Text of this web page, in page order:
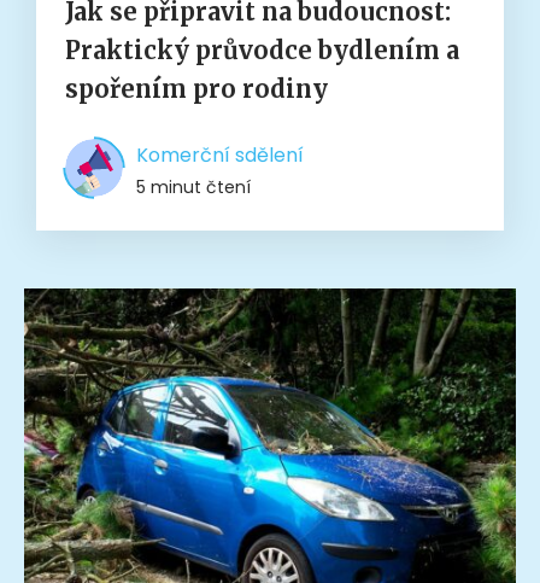
Jak se připravit na budoucnost:
Praktický průvodce bydlením a
spořením pro rodiny
Komerční sdělení
5 minut čtení